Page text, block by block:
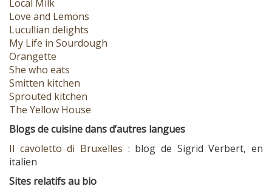
Local Milk
Love and Lemons
Lucullian delights
My Life in Sourdough
Orangette
She who eats
Smitten kitchen
Sprouted kitchen
The Yellow House
Blogs de cuisine dans d’autres langues
Il cavoletto di Bruxelles : blog de Sigrid Verbert, en
italien
Sites relatifs au bio